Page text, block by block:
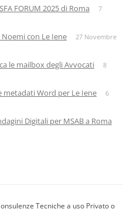
FORUM 2025 di Roma
7
Noemi con Le Iene
27 Novembre
le mailbox degli Avvocati
8
metadati Word per Le Iene
6
Digitali per MSAB a Roma
Tecniche a uso Privato o